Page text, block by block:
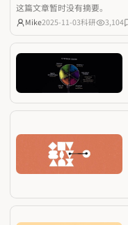
这篇文章暂时没有摘要。
Mike2025-11-03科研 3,104